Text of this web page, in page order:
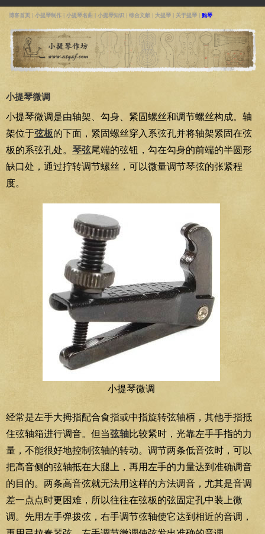
博客首页 小提琴制作 小提琴名曲 小提琴知识 综合文献 大提琴 关于提琴 购琴
小提琴微调
小提琴微调是由轴架、勾身、紧固螺丝和调节螺丝构成。轴
架位于弦板的下面，紧固螺丝穿入系弦孔并将轴架紧固在弦
板的系弦孔处。 琴弦尾端的弦钮，勾在勾身的前端的半圆形
缺口处，通过拧转调节螺丝，可以微量调节琴弦的张紧程
度。
小提琴微调
经常是左手大拇指配合食指或中指旋转弦轴柄，其他手指抵
住弦轴箱进行调音。但当弦轴比较紧时，光靠左手手指的力
量，不能很好地控制弦轴的转动。调节两条低音弦时，可以
把高音侧的弦轴抵在大腿上，再用左手的力量达到准确调音
的目的。两条高音弦就无法用这样的方法调音，尤其是音调
差一点点时更困难，所以往往在弦板的弦固定孔中装上微
调。先用左手弹拨弦，右手调节弦轴使它达到相近的音调，